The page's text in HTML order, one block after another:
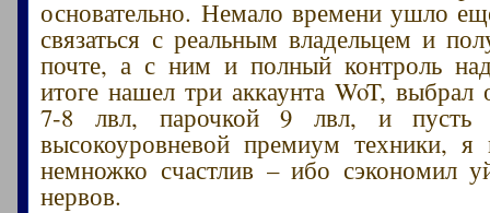
основательно. Немало времени ушло
связаться с реальным владельцем и
почте, а с ним и полный контроль
итоге нашел три аккаунта WoT, выбрал
7-8 лвл, парочкой 9 лвл, и
высокоуровневой премиум техники,
немножко счастлив – ибо сэкономил
нервов.